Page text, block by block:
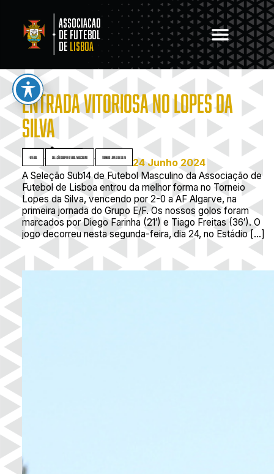
Associacao
de Futebol
de Lisboa
ENTRADA VITORIOSA NO LOPES DA
SILVA
Futebol Seleção Sub14 Futebol Masculino Torneio Lopes da Silva 24 Junho 2024
A Seleção Sub14 de Futebol Masculino da Associação de
Futebol de Lisboa entrou da melhor forma no Torneio
Lopes da Silva, vencendo por 2-0 a AF Algarve, na
primeira jornada do Grupo E/F. Os nossos golos foram
marcados por Diego Farinha (21′) e Tiago Freitas (36′). O
jogo decorreu nesta segunda-feira, dia 24, no Estádio […]